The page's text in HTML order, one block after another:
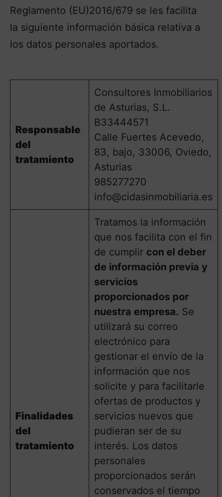
Reglamento (EU)2016/679 se les facilita
la siguiente información básica relativa a
los datos personales aportados.
Responsable
del
tratamiento
Consultores Inmobiliarios
de Asturias, S.L.
B33444571
Calle Fuertes Acevedo,
83, bajo, 33006, Oviedo,
Asturias
985277270
info@cidasinmobiliaria.es
Finalidades
del
tratamiento
Tratamos la información
que nos facilita con el fin
de cumplir con el deber
de información previa y
servicios
proporcionados por
nuestra empresa. Se
utilizará su correo
electrónico para
gestionar el envío de la
información que nos
solicite y para facilitarle
ofertas de productos y
servicios nuevos que
pudieran ser de su
interés. Los datos
personales
proporcionados serán
conservados el tiempo